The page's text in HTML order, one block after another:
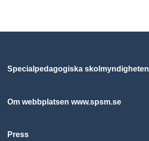
Specialpedagogiska skolmyndigheten
Om webbplatsen www.spsm.se
Press